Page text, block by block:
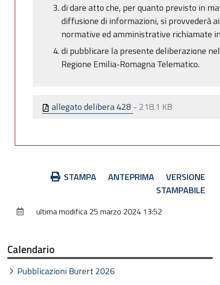
di dare atto che, per quanto previsto in
diffusione di informazioni, si provvederà
normative ed amministrative richiamate
di pubblicare la presente deliberazione
Regione Emilia-Romagna Telematico.
allegato delibera 428 - 218.1 KB
STAMPA ANTEPRIMA
VERSIONE
STAMPABILE
ultima modifica 25 marzo 2024 13:52
Calendario
Pubblicazioni Burert 2026